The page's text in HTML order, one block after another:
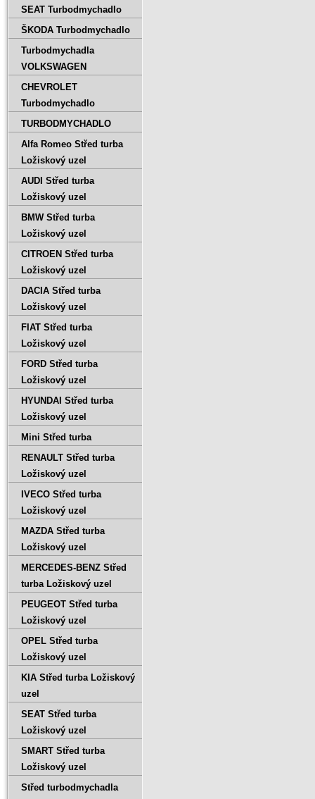
SEAT Turbodmychadlo
ŠKODA Turbodmychadlo
Turbodmychadla
VOLKSWAGEN
CHEVROLET
Turbodmychadlo
TURBODMYCHADLO
Alfa Romeo Střed turba
Ložiskový uzel
AUDI Střed turba
Ložiskový uzel
BMW Střed turba
Ložiskový uzel
CITROEN Střed turba
Ložiskový uzel
DACIA Střed turba
Ložiskový uzel
FIAT Střed turba
Ložiskový uzel
FORD Střed turba
Ložiskový uzel
HYUNDAI Střed turba
Ložiskový uzel
Mini Střed turba
RENAULT Střed turba
Ložiskový uzel
IVECO Střed turba
Ložiskový uzel
MAZDA Střed turba
Ložiskový uzel
MERCEDES-BENZ Střed
turba Ložiskový uzel
PEUGEOT Střed turba
Ložiskový uzel
OPEL Střed turba
Ložiskový uzel
KIA Střed turba Ložiskový
uzel
SEAT Střed turba
Ložiskový uzel
SMART Střed turba
Ložiskový uzel
Střed turbodmychadla